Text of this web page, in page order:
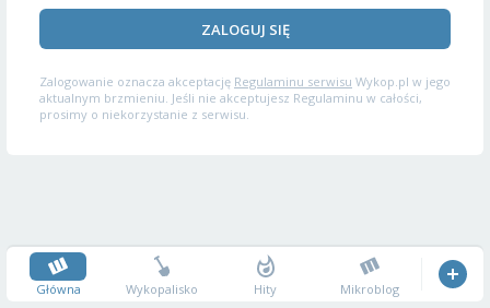
ZALOGUJ SIĘ
Zalogowanie oznacza akceptację Regulaminu serwisu Wykop.pl w jego
aktualnym brzmieniu. Jeśli nie akceptujesz Regulaminu w całości,
prosimy o niekorzystanie z serwisu.
Główna Wykopalisko Hity Mikroblog